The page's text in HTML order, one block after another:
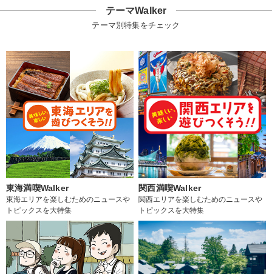
テーマWalker
テーマ別特集をチェック
東海満喫Walker
東海エリアを楽しむためのニュースや
トピックスを大特集
関西満喫Walker
関西エリアを楽しむためのニュースや
トピックスを大特集